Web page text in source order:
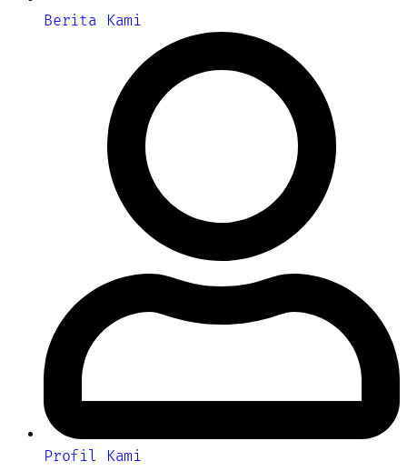
Berita Kami
Profil Kami